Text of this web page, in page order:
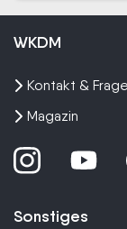
WKDM
Kontakt &
Magazin
Sonstiges